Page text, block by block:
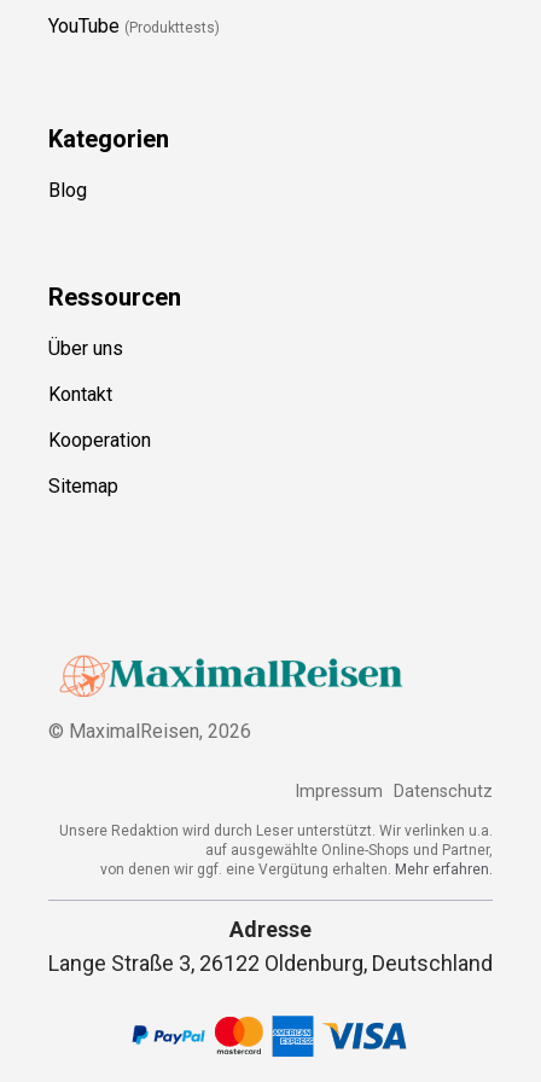
YouTube (Produkttests)
Kategorien
Blog
Ressourcen
Über uns
Kontakt
Kooperation
Sitemap
© MaximalReisen, 2026
Impressum Datenschutz
Unsere Redaktion wird durch Leser unterstützt. Wir verlinken u.a.
auf ausgewählte Online-Shops und Partner,
von denen wir ggf. eine Vergütung erhalten. Mehr erfahren.
Adresse
Lange Straße 3, 26122 Oldenburg, Deutschland